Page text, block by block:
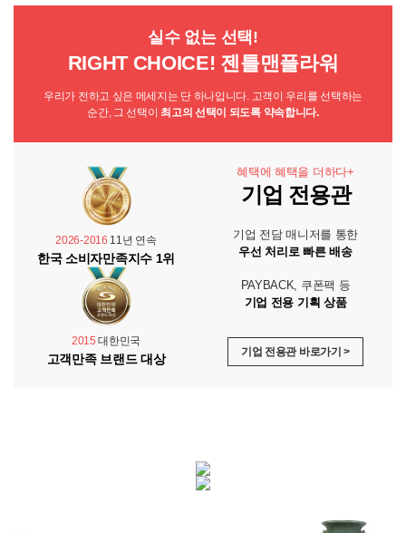
실수 없는 선택!
RIGHT CHOICE! 젠틀맨플라워
우리가 전하고 싶은 메세지는 단 하나입니다. 고객이 우리를 선택하는
순간, 그 선택이 최고의 선택이 되도록 약속합니다.
2026-2016 11년 연속
한국 소비자만족지수 1위
2015 대한민국
고객만족 브랜드 대상
혜택에 혜택을 더하다+
기업 전용관
기업 전담 매니저를 통한
우선 처리로 빠른 배송
PAYBACK, 쿠폰팩 등
기업 전용 기획 상품
기업 전용관 바로가기 >